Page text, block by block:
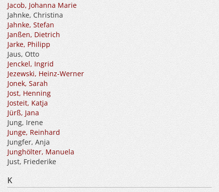
Jacob, Johanna Marie
Jahnke, Christina
Jahnke, Stefan
Janßen, Dietrich
Jarke, Philipp
Jaus, Otto
Jenckel, Ingrid
Jezewski, Heinz-Werner
Jonek, Sarah
Jost, Henning
Josteit, Katja
Jürß, Jana
Jung, Irene
Junge, Reinhard
Jungfer, Anja
Junghölter, Manuela
Just, Friederike
K